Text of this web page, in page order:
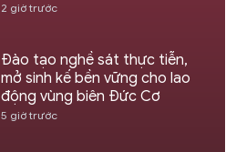
2 giờ trước
Đào tạo nghề sát thực tiễn,
mở sinh kế bền vững cho lao
động vùng biên Đức Cơ
5 giờ trước